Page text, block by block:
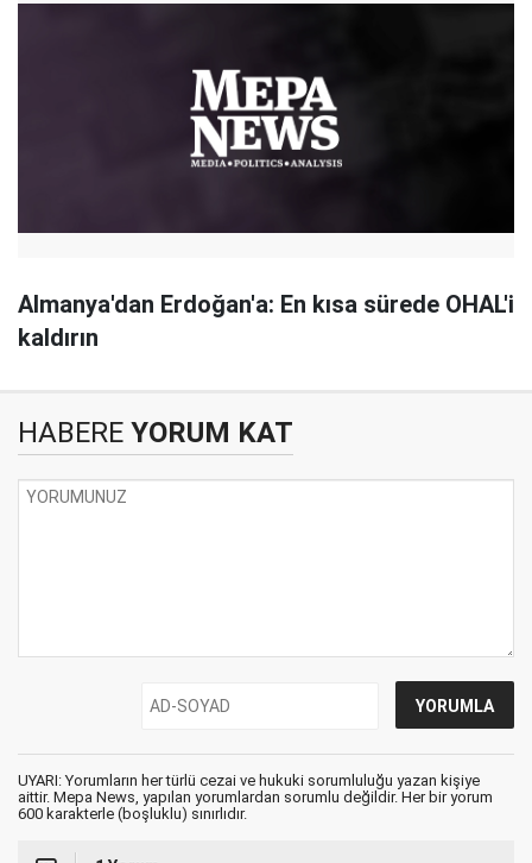
Almanya'dan Erdoğan'a: En kısa sürede OHAL'i
kaldırın
HABERE YORUM KAT
UYARI: Yorumların her türlü cezai ve hukuki sorumluluğu yazan kişiye
aittir. Mepa News, yapılan yorumlardan sorumlu değildir. Her bir yorum
600 karakterle (boşluklu) sınırlıdır.